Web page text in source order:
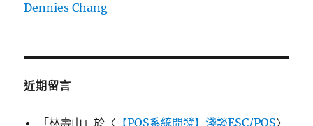
Dennies Chang
近期留言
「林壽山 」於〈 【POS系統開發】淺談ESC/POS〉